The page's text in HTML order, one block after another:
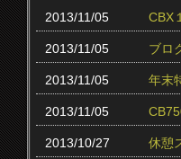
2013/11/05 CBX
2013/11/05 ブロ
2013/11/05 年末
2013/11/05
2013/10/27 休憩